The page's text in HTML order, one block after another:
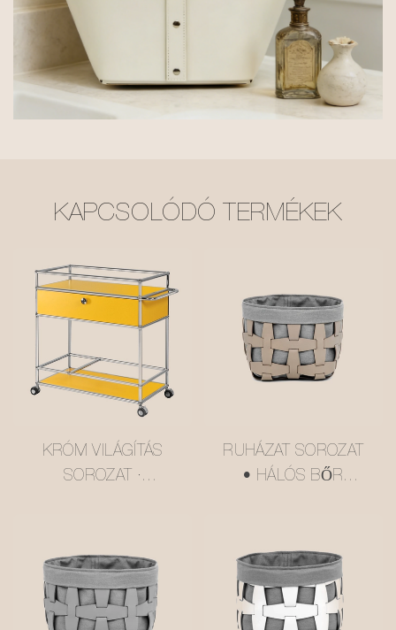
KAPCSOLÓDÓ TERMÉKEK
KRÓM VILÁGÍTÁS
SOROZAT ·
STÍLUSÚ ZSÚRKOCSI
#MSR2408016
RUHÁZAT SOROZAT
• HÁLÓS BŐR